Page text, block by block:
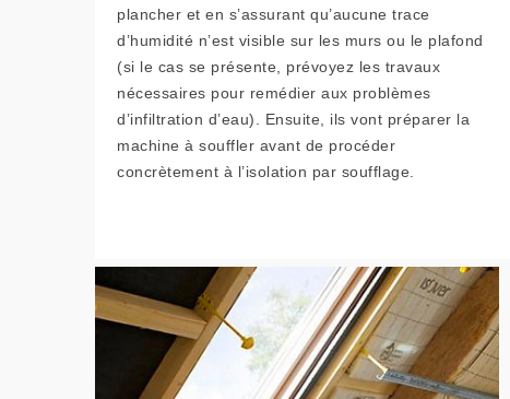
plancher et en s’assurant qu’aucune trace
d’humidité n’est visible sur les murs ou le plafond
(si le cas se présente, prévoyez les travaux
nécessaires pour remédier aux problèmes
d’infiltration d’eau). Ensuite, ils vont préparer la
machine à souffler avant de procéder
concrètement à l’isolation par soufflage.